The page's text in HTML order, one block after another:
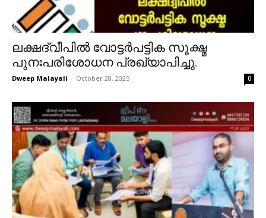
ലക്ഷദ്വീപിൽ വോട്ടർപട്ടിക സൂക്ഷ്മ
പുനഃപരിശോധന പ്രഖ്യാപിച്ചു.
Dweep Malayali - October 28, 2025 0